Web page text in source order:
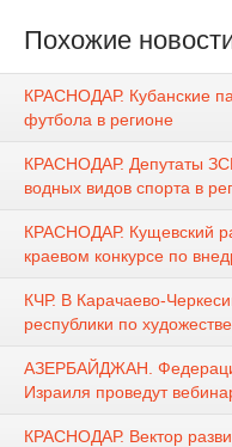
Похожие
КРАСНОДАР. Кубанские
футбола в регионе
КРАСНОДАР. Депутаты
водных видов спорта в
КРАСНОДАР. Кущевский
краевом конкурсе по
КЧР. В Карачаево-
республики по
АЗЕРБАЙДЖАН.
Израиля проведут
КРАСНОДАР. Вектор